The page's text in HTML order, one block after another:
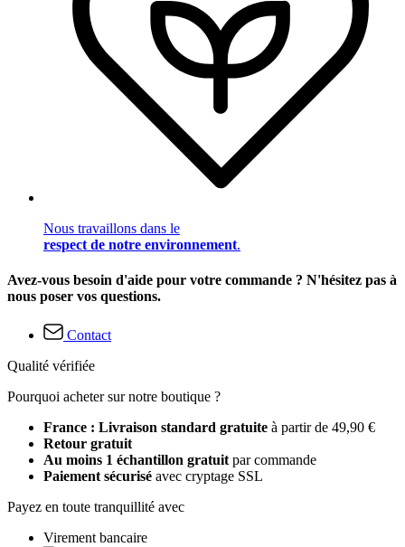
Nous travaillons dans le
respect de notre environnement.
Avez-vous besoin d'aide pour votre commande ? N'hésitez pas à
nous poser vos questions.
Contact
Qualité vérifiée
Pourquoi acheter sur notre boutique ?
France : Livraison standard gratuite à partir de 49,90 €
Retour gratuit
Au moins 1 échantillon gratuit par commande
Paiement sécurisé avec cryptage SSL
Payez en toute tranquillité avec
Virement bancaire